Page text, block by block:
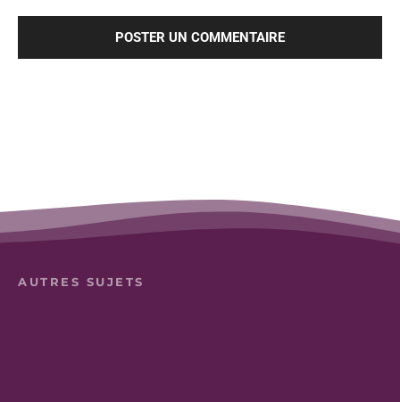
AUTRES SUJETS